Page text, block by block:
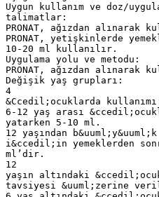
Uygun kullanım ve doz/
talimatlar:
PRONAT, ağızdan alınarak
PRONAT, yetişkinlerde
10-20 ml kullanılır.
Uygulama yolu ve metodu:
PRONAT, ağızdan alınarak
Değişik yaş grupları:
4
&Ccedil;ocuklarda
6-12 yaş arası
yatarken 5-10 ml.
12 yaşından
i&ccedil;in yemeklerden
ml’dir.
12
yaşın altındaki
tavsiyesi &uuml;zerine